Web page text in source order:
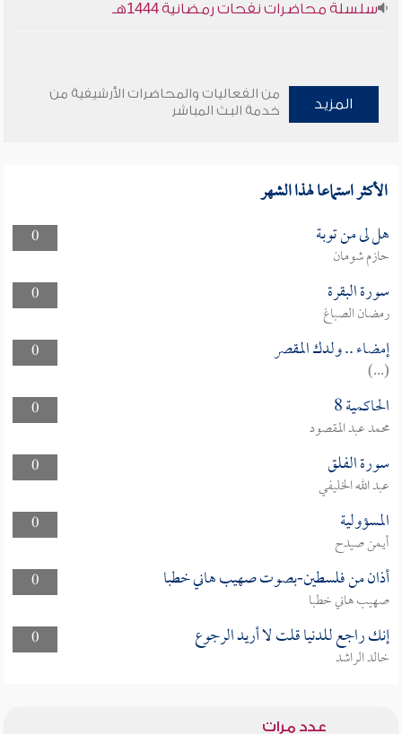
سلسلة محاضرات نفحات رمضانية 1444هـ
المزيد
من الفعاليات والمحاضرات الأرشيفية من
خدمة البث المباشر
الأكثر استماعا لهذا الشهر
0 هل لى من توبة
حازم شومان
0
سورة البقرة
رمضان الصباغ
0
إمضاء .. ولدك المقصر
(...)
0
الحاكمية 8
محمد عبد المقصود
0
سورة الفلق
عبد الله الخليفي
0
المسؤولية
أيمن صيدح
0
أذان من فلسطين-بصوت صهيب هاني خطبا
صهيب هاني خطبا
0
إنك راجع للدنيا قلت لا أريد الرجوع
خالد الراشد
عدد مرات